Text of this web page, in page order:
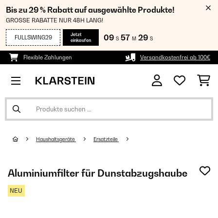
Bis zu 29 % Rabatt auf ausgewählte Produkte!
GROSSE RABATTE NUR 48H LANG!
FULLSWING29
Jetzt
einkaufen
09 S 57 M 29 S
Flexible Zahlungen Versandkostenfrei ab 100€
Haushaltsgeräte Ersatzteile
Aluminiumfilter für Dunstabzugshaube
NEU